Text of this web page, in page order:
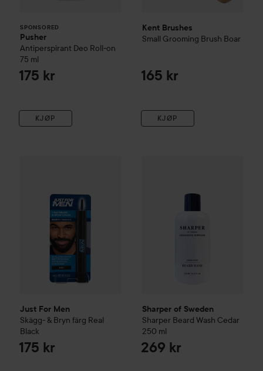
SPONSORED
Pusher
Antiperspirant Deo Roll-on
75 ml
175 kr
KJØP
Kent Brushes
Small Grooming Brush Boar
165 kr
KJØP
Just For Men
Skägg- & Bryn färg Real
Black
175 kr
Sharper of Sweden
Sharper Beard Wash Cedar
250 ml
269 kr